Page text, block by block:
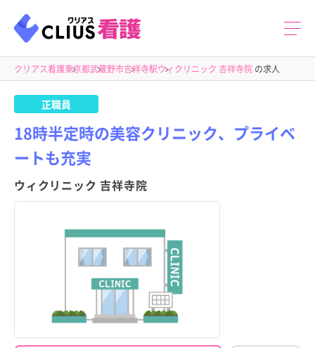
クリアス看護東京都武蔵野市吉祥寺駅ウィクリニック 吉祥寺院 の求人
正職員
18時半定時の美容クリニック、プライベ
ートも充実
ウィクリニック 吉祥寺院